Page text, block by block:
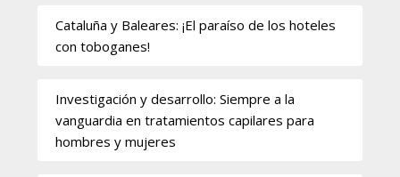
Cataluña y Baleares: ¡El paraíso de los hoteles
con toboganes!
Investigación y desarrollo: Siempre a la
vanguardia en tratamientos capilares para
hombres y mujeres